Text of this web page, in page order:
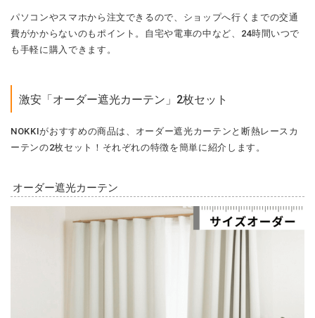
パソコンやスマホから注文できるので、ショップへ行くまでの交通
費がかからないのもポイント。自宅や電車の中など、24時間いつで
も手軽に購入できます。
激安「オーダー遮光カーテン」2枚セット
NOKKIがおすすめの商品は、オーダー遮光カーテンと断熱レースカ
ーテンの2枚セット！それぞれの特徴を簡単に紹介します。
オーダー遮光カーテン